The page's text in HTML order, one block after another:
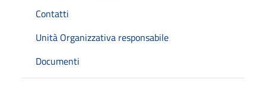
Contatti
Unità Organizzativa responsabile
Documenti